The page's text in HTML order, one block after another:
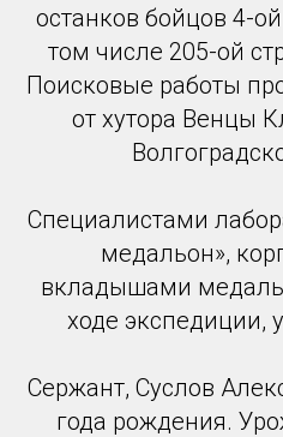
останков бойцов 4-
том числе 205-ой
Поисковые работы
от хутора Венцы
Специалистами
медальон»,
вкладышами
ходе экспедиции,
Сержант, Суслов
года рождения.